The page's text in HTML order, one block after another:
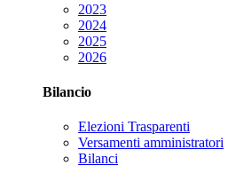
2023
2024
2025
2026
Bilancio
Elezioni Trasparenti
Versamenti amministratori
Bilanci